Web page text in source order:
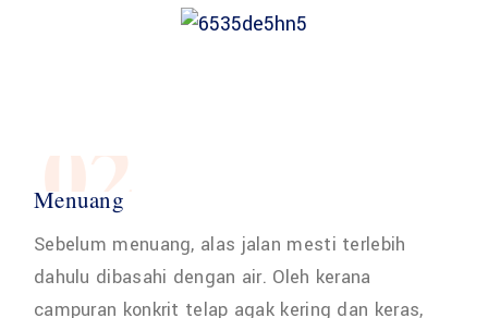
02
Menuang
Sebelum menuang, alas jalan mesti terlebih
dahulu dibasahi dengan air. Oleh kerana
campuran konkrit telap agak kering dan keras,